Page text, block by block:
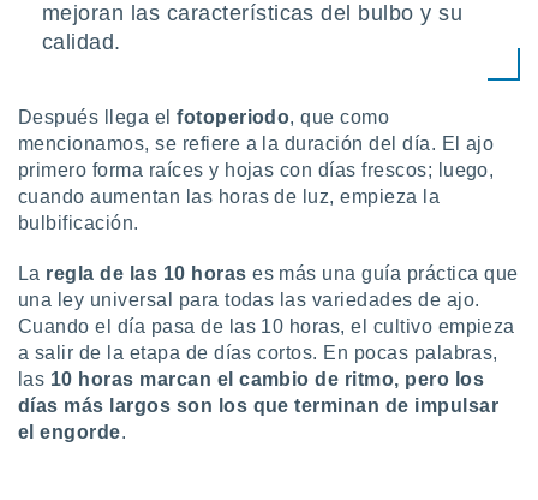
mediante
publicidad
de
mejoran las características del bulbo y su
calidad.
Después llega elfotoperiodo, que como
mencionamos, se refiere a la duración del día. El ajo
primero forma raíces y hojas con días frescos; luego,
cuando aumentan las horas de luz, empieza la
bulbificación.
La regla de las 10 horas es más una guía práctica que
una ley universal para todas las variedades de ajo.
Cuando el día pasa de las 10 horas, el cultivo empieza
a salir de la etapa de días cortos. En pocas palabras,
las 10 horas marcan el cambio de ritmo, pero los
días más largos son los que terminan de impulsar
el engorde.